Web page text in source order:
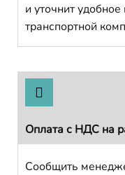
и уточнит
транспортной
Оплата с НДС на
Сообщить